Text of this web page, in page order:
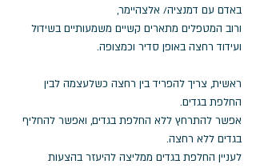
באדם עם דמנציה/ אלצהיימר,
ורוב המטפלים מתארים קשיים משמעותיים בשידול
ועידוד רחצה באופן סדיר וכמצופה.
ראשית, צריך להפריד בין רחצה כשלעצמה לבין
החלפת בגדים.
אפשר להתרחץ ללא החלפת בגדים, ואפשר להחליף
בגדים ללא רחצה.
לעניין החלפת בגדים ממליצה להיעזר בהצעות